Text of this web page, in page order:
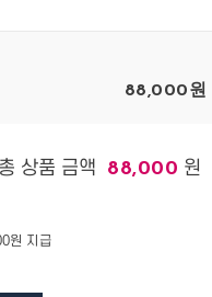
88,000원
총 상품 금액 88,000 원
원 지급